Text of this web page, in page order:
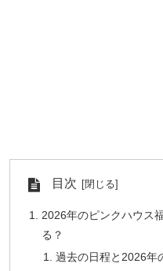
目次
2026年のピンクハウス
る？
過去の日程と2026年